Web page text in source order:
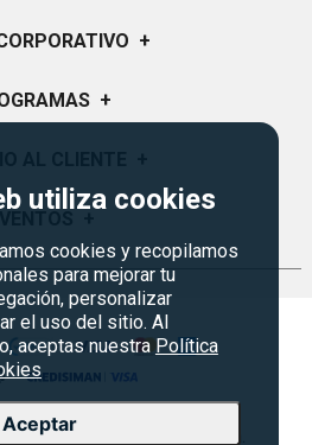
utiliza cookies
cookies y recopilamos
para mejorar tu
personalizar
el uso del sitio. Al
aceptas nuestra Política
Aceptar
+
Somos
Sucursales
Servicios
Siman
+
de Regalo
Credisiman
y garantías
del sitio
de Privacidad
ofertas
Rebajas
Siman Guatemala.